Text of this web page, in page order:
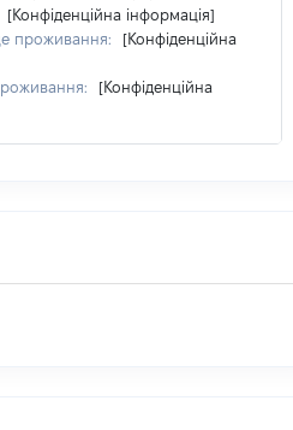
[Конфіденційна інформація]
проживання:
[Конфіденційна
[Конфіденційна